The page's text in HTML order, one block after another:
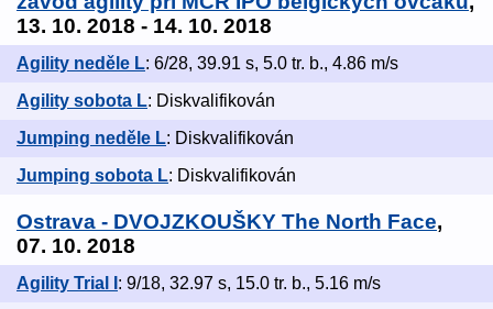
13. 10. 2018 - 14. 10. 2018
Agility neděle L: 6/28, 39.91 s, 5.0 tr. b., 4.86 m/s
Agility sobota L: Diskvalifikován
Jumping neděle L: Diskvalifikován
Jumping sobota L: Diskvalifikován
Ostrava - DVOJZKOUŠKY The North Face,
07. 10. 2018
Agility Trial I : 9/18, 32.97 s, 15.0 tr. b., 5.16 m/s